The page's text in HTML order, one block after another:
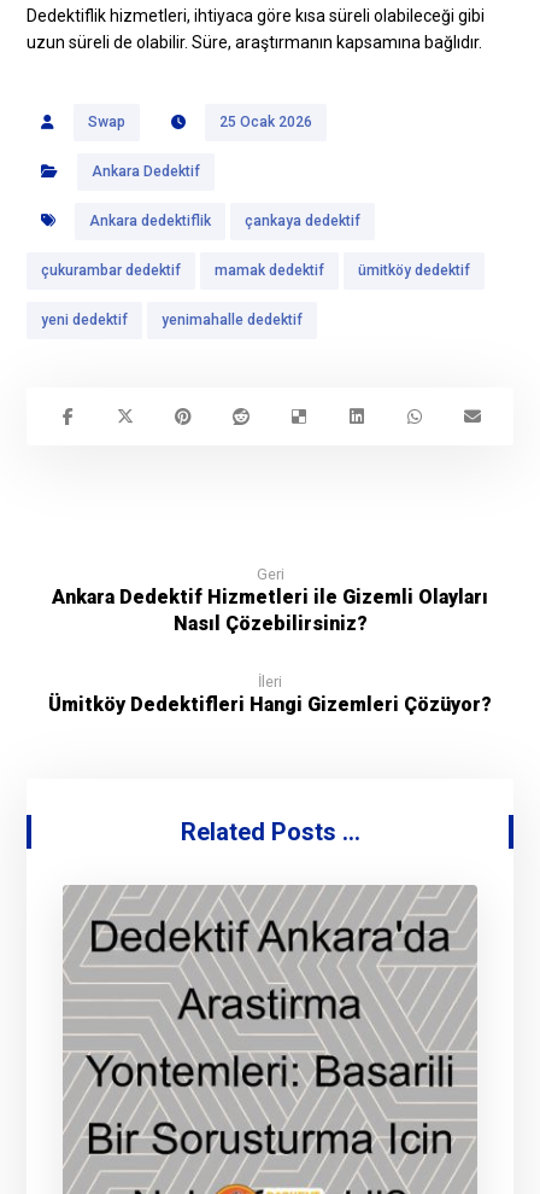
Dedektiflik hizmetleri, ihtiyaca göre kısa süreli olabileceği gibi
uzun süreli de olabilir. Süre, araştırmanın kapsamına bağlıdır.
Swap 25 Ocak 2026
Ankara Dedektif
Ankara dedektiflik çankaya dedektif
çukurambar dedektif mamak dedektif ümitköy dedektif
yeni dedektif yenimahalle dedektif
Geri
Ankara Dedektif Hizmetleri ile Gizemli Olayları
Nasıl Çözebilirsiniz?
İleri
Ümitköy Dedektifleri Hangi Gizemleri Çözüyor?
Related Posts ...